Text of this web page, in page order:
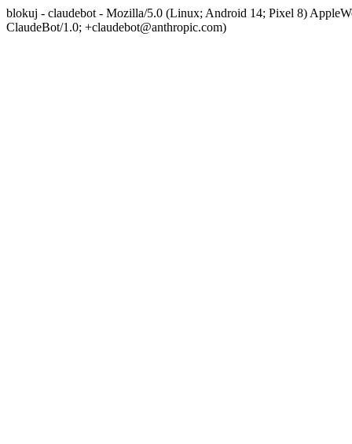
blokuj - claudebot - Mozilla/5.0 (Linux; Android 14; Pixel 8)
ClaudeBot/1.0; +claudebot@anthropic.com)